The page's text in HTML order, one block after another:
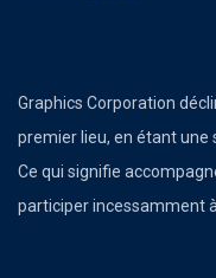
Graphics Corporation
premier lieu, en étant une
Ce qui signifie
participer incessamment